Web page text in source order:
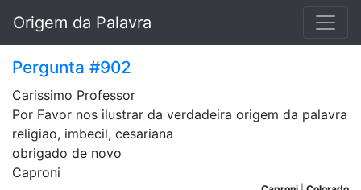
Origem da Palavra
Pergunta #902
Carissimo Professor
Por Favor nos ilustrar da verdadeira origem da palavra
religiao, imbecil, cesariana
obrigado de novo
Caproni